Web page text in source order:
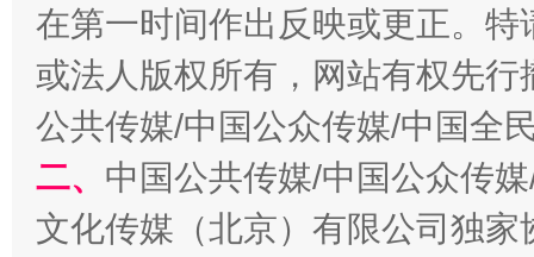
“刷贴”乱象丛生
生
在第一时间作出反映或更正。
或法人版权所有，网站有权先
公共传媒/中国公众传媒/中国全
二、 中国公共传媒/中国公众传
文化传媒（北京）有限公司独